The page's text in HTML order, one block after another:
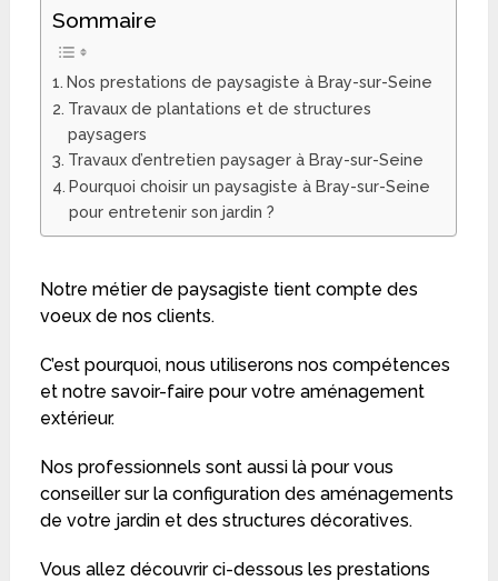
Sommaire
Nos prestations de paysagiste à Bray-sur-Seine
Travaux de plantations et de structures
paysagers
Travaux d’entretien paysager à Bray-sur-Seine
Pourquoi choisir un paysagiste à Bray-sur-Seine
pour entretenir son jardin ?
Notre métier de paysagiste tient compte des
voeux de nos clients.
C’est pourquoi, nous utiliserons nos compétences
et notre savoir-faire pour votre aménagement
extérieur.
Nos professionnels sont aussi là pour vous
conseiller sur la configuration des aménagements
de votre jardin et des structures décoratives.
Vous allez découvrir ci-dessous les prestations